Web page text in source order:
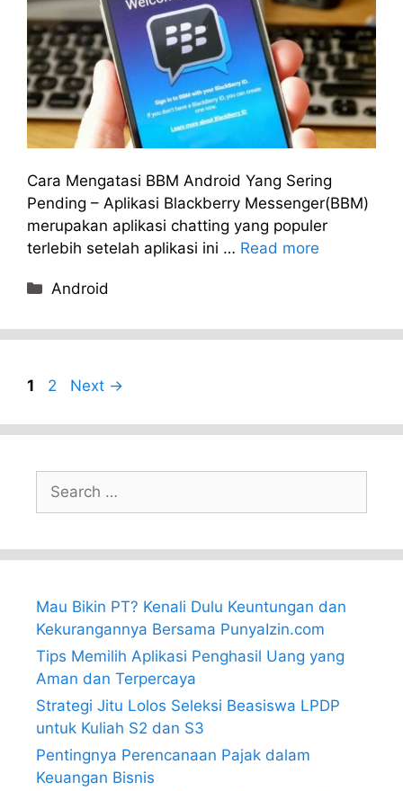
Cara Mengatasi BBM Android Yang Sering
Pending – Aplikasi Blackberry Messenger(BBM)
merupakan aplikasi chatting yang populer
terlebih setelah aplikasi ini … Read more
Categories
Android
Page
1 Page
2 Next →
Search
for:
Mau Bikin PT? Kenali Dulu Keuntungan dan
Kekurangannya Bersama PunyaIzin.com
Tips Memilih Aplikasi Penghasil Uang yang
Aman dan Terpercaya
Strategi Jitu Lolos Seleksi Beasiswa LPDP
untuk Kuliah S2 dan S3
Pentingnya Perencanaan Pajak dalam
Keuangan Bisnis